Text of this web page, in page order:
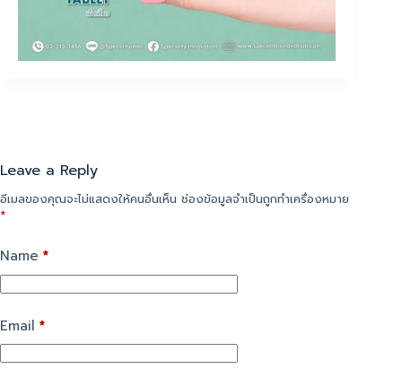
Leave a Reply
อีเมลของคุณจะไม่แสดงให้คนอื่นเห็น ช่องข้อมูลจำเป็นถูกทำเครื่องหมาย
*
Name *
Email *